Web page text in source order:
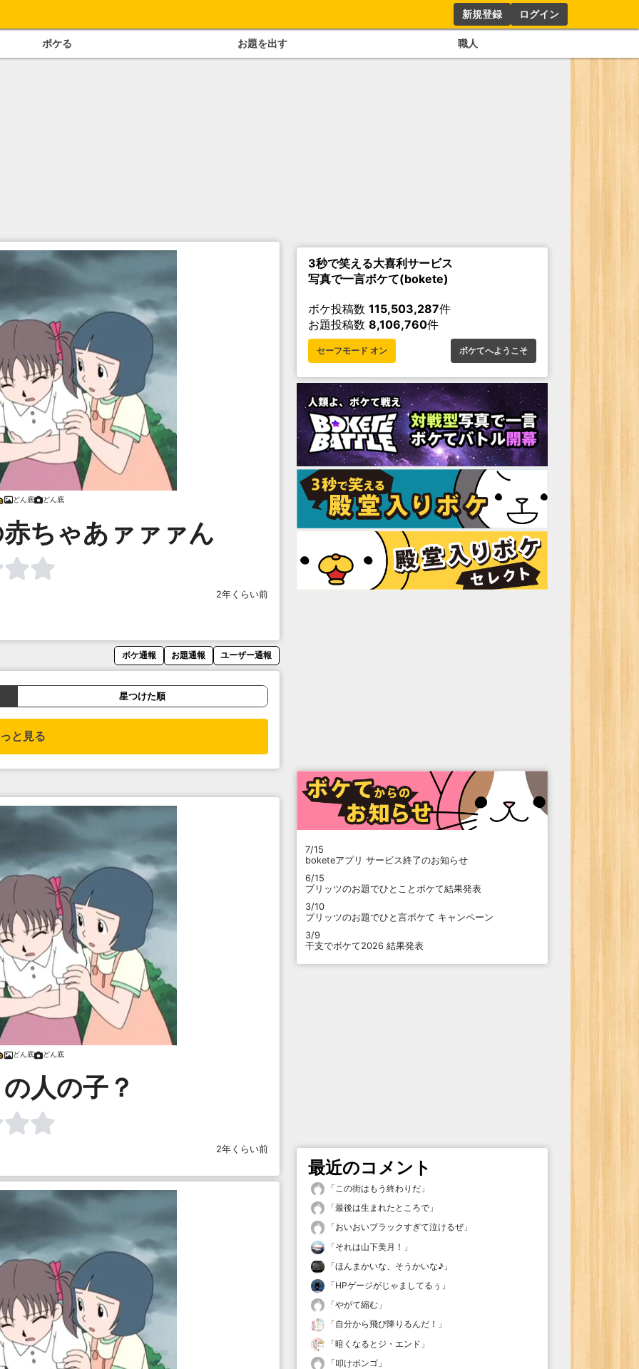
新規登録 ログイン
ボケる お題を出す 職人
どん底 どん底
ちゃあァァァん
2年くらい前
ボケ通報 お題通報 ユーザー通報
星つけた順
と見る
どん底 どん底
人の子？
2年くらい前
3秒で笑える大喜利サービス
写真で一言ボケて(bokete)
ボケ投稿数 115,503,287件
お題投稿数 8,106,760件
セーフモード オン ボケてへようこそ
7/15
boketeアプリ サービス終了のお知らせ
6/15
プリッツのお題でひとことボケて結果発表
3/10
プリッツのお題でひと言ボケて キャンペーン
3/9
干支でボケて2026 結果発表
最近のコメント
「この街はもう終わりだ 」
「最後は生まれたところで 」
「おいおいブラックすぎて泣けるぜ」
「それは山下美月！ 」
「ほんまかいな、そうかいな♪ 」
「HPゲージがじゃましてるぅ 」
「やがて縮む 」
「自分から飛び降りるんだ！ 」
「暗くなるとジ・エンド 」
「叩けボンゴ 」